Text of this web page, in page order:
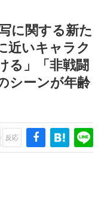
作時のエピソードをお
本』は、〈試験問題〉
う若きクリエイター達
んに取材し、ゲームが
けにリリース予定
に関する新た
近いキャラク
る」「非戦闘
シーンが年齢
反応